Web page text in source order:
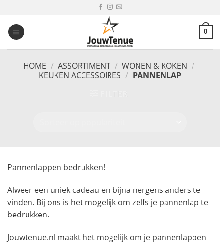
inhoud
0
HOME / ASSORTIMENT / WONEN & KOKEN /
KEUKEN ACCESSOIRES / PANNENLAP
Pannenlappen bedrukken!
Alweer een uniek cadeau en bijna nergens anders te
vinden. Bij ons is het mogelijk om zelfs je pannenlap te
bedrukken.
Jouwtenue.nl maakt het mogelijk om je pannenlappen